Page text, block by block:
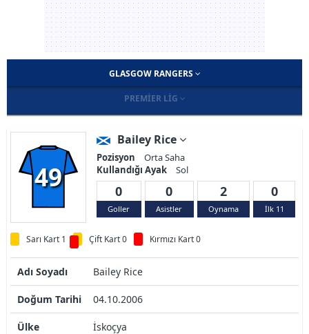
GLASGOW RANGERS
PREMIER LIG
49
Bailey Rice
Pozisyon
Orta Saha
Kullandığı Ayak
Sol
0
Goller
0
Asistler
2
Oynama
0
İlk 11
Sarı Kart 1 Çift Kart 0 Kırmızı Kart 0
Adı Soyadı Bailey Rice
Doğum Tarihi 04.10.2006
Ülke İskoçya